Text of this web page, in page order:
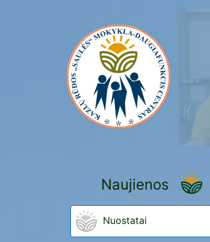
Naujienos
Nuostatai